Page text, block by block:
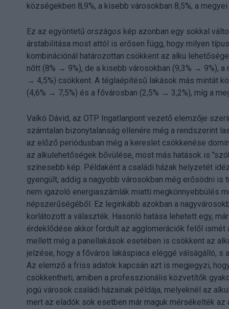
községekben 8,9%, a kisebb városokban 8,5%, a
Ez az egyöntetű országos kép azonban egy sokkal
árstabilitása most attól is erősen függ, hogy milyen
kombinációnál határozottan csökkent az alku
nőtt (8% → 9%), de a kisebb városokban (9,3% → 9%),
→ 4,5%) csökkent. A téglaépítésű lakások más mintát
(4,6% → 7,5%) és a fővárosban (2,5% → 3,2%), míg a
Valkó Dávid, az OTP Ingatlanpont vezető elemzője
számtalan bizonytalanság ellenére még a rendszerint
az előző periódusban még a kereslet csökkenése
az alkulehetőségek bővülése, most más hatások is
színesebb kép. Példaként a családi házak helyzetét
gyengült, addig a nagyobb városokban még erősödni
nem igazoló energiaszámlák miatti megkönnyebbülés
népszerűségéből. Ez leginkább azokban a
korlátozott a választék. Hasonló hatása lehetett egy,
érdeklődése akkor fordult az agglomerációk felől
mellett még a panellakások esetében is csökkent az
jelzése, hogy a főváros lakáspiaca eléggé válságálló, s
Az elemző a friss adatok kapcsán azt is megjegyzi,
csökkentheti, amiben a professzionális közvetítők
jogú városok családi házainak példája, melyeknél az
mert az eladók sok esetben már maguk mérsékelték